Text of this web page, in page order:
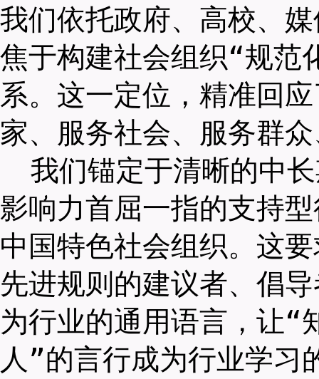
我们依托政府、高校、
焦于构建社会组织“规范
系。这一定位，精准回
家、服务社会、服务群
我们锚定于清晰的中
影响力首屈一指的支持
中国特色社会组织。这
先进规则的建议者、倡
为行业的通用语言，让“
人”的言行成为行业学习